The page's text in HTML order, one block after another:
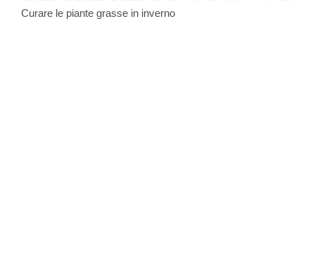
Curare le piante grasse in inverno